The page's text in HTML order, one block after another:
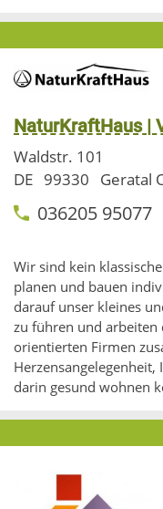
NaturKraftHaus |
Waldstr. 101
DE 99330 Geratal
036205 95077
Wir sind kein
planen und bauen
darauf unser kleines
zu führen und arbeiten
orientierten Firmen
darin gesund wohnen